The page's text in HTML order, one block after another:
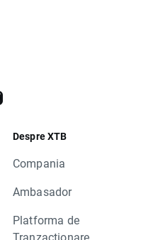
Despre XTB
Compania
Ambasador
Platforma de
Tranzacționare